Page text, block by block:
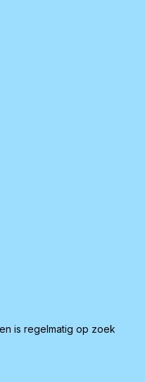
is regelmatig op zoek